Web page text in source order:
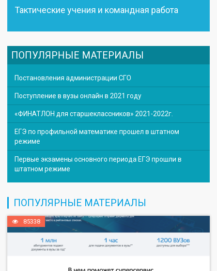
Тактические учения и командная работа
ПОПУЛЯРНЫЕ МАТЕРИАЛЫ
Постановления администрации СГО
Поступление в вузы онлайн в 2021 году
«ФИНАТЛОН для старшеклассников» 2021-2022г.
ЕГЭ по профильной математике прошел в штатном
режиме
Первые экзамены основного периода ЕГЭ прошли в
штатном режиме
ПОПУЛЯРНЫЕ МАТЕРИАЛЫ
85338